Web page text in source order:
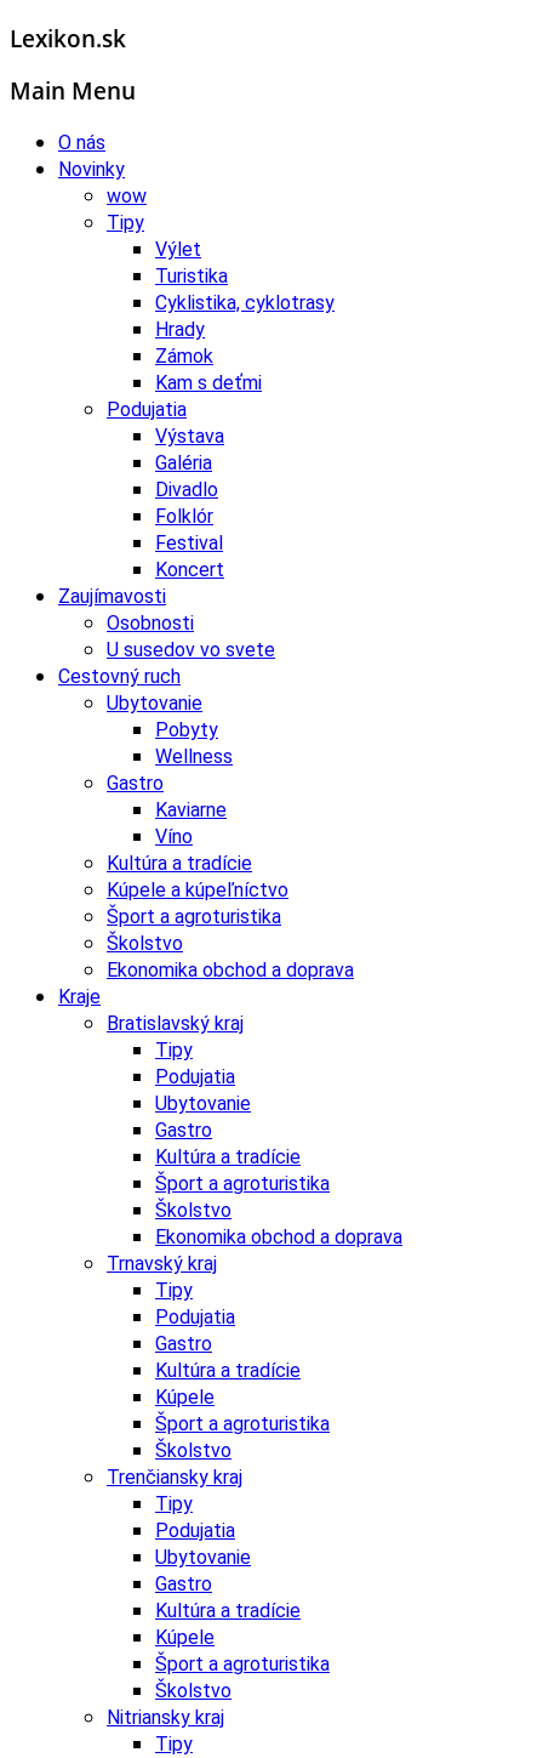
Lexikon.sk
Main Menu
O nás
Novinky
wow
Tipy
Výlet
Turistika
Cyklistika, cyklotrasy
Hrady
Zámok
Kam s deťmi
Podujatia
Výstava
Galéria
Divadlo
Folklór
Festival
Koncert
Zaujímavosti
Osobnosti
U susedov vo svete
Cestovný ruch
Ubytovanie
Pobyty
Wellness
Gastro
Kaviarne
Víno
Kultúra a tradície
Kúpele a kúpeľníctvo
Šport a agroturistika
Školstvo
Ekonomika obchod a doprava
Kraje
Bratislavský kraj
Tipy
Podujatia
Ubytovanie
Gastro
Kultúra a tradície
Šport a agroturistika
Školstvo
Ekonomika obchod a doprava
Trnavský kraj
Tipy
Podujatia
Gastro
Kultúra a tradície
Kúpele
Šport a agroturistika
Školstvo
Trenčiansky kraj
Tipy
Podujatia
Ubytovanie
Gastro
Kultúra a tradície
Kúpele
Šport a agroturistika
Školstvo
Nitriansky kraj
Tipy